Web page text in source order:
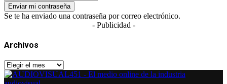
Se te ha enviado una contraseña por correo electrónico.
- Publicidad -
Archivos
Archivos